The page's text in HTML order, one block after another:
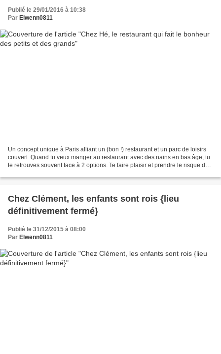
Publié le 29/01/2016 à 10:38
Par Elwenn0811
Un concept unique à Paris alliant un (bon !) restaurant et un parc de loisirs
couvert. Quand tu veux manger au restaurant avec des nains en bas âge, tu
te retrouves souvent face à 2 options. Te faire plaisir et prendre le risque de
Chez Clément, les enfants sont rois {lieu
définitivement fermé}
Publié le 31/12/2015 à 08:00
Par Elwenn0811